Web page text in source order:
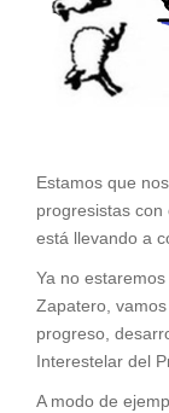
Estamos que
progresistas
está llevando a
Ya no
Zapatero,
progreso,
Interestelar del
A modo de